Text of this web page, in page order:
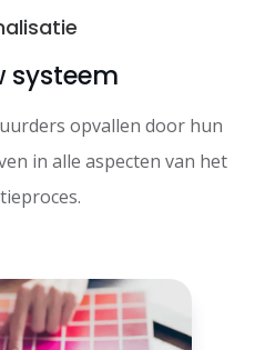
systeem
opvallen door hun
in alle aspecten van het